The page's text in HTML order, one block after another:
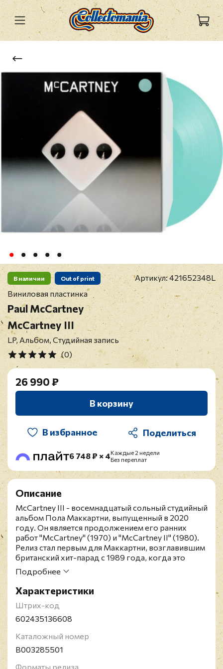
В наличии Out of print Артикул:421652348L
Виниловая пластинка
Paul McCartney
McCartney III
LP, Альбом, Студийная запись
(0)
26 990 ₽
В корзину
В избранное
6 748 ₽ × 4Каждые 2 недели
Без переплат
Описание
McCartney III - восемнадцатый сольный студийный
альбом Пола Маккартни, выпущенный в 2020
году. Он является продолжением его ранних
работ "McCartney" (1970) и "McCartney II" (1980).
Релиз стал первым для Маккартни, возглавившим
британский хит-парад с 1989 года, когда это
удалось "Flowers in the Dirt", и занял вторую
строчку в американском чарте Billboard 200.
Альбом также получил две номинации на премию
Грэмми в 2021 году за "лучший рок-альбом" и за
"лучшую рок-песню" ("Find My Way").
Лимитированное издание на прозрачно-
виниле. Данное издание эксклюзивно для
программы Spotify Fans First. Сэр Джеймс Пол
мультиинструменталист, писатель и продюсер.
Подробнее
Характеристики
Штрих-код
602435136608
Каталожный номер
B003285501
Форматы релиза